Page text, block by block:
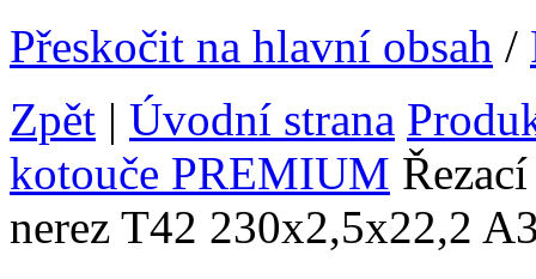
Přeskočit na hlavní obsah /
Zpět | Úvodní strana
kotouče PREMIUM
nerez T42 230x2,5x22,2